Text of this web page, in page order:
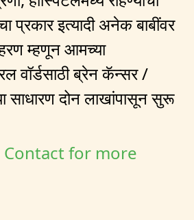
प्रकार इत्यादी अनेक बाबींवर
म्हणून आमच्या
वॉर्डसाठी ब्रेन कॅन्सर /
साधारण दोन लाखांपासून सुरू
Contact for more